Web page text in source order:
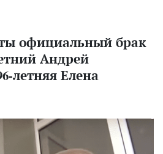
официальный брак
Андрей
летняя Елена